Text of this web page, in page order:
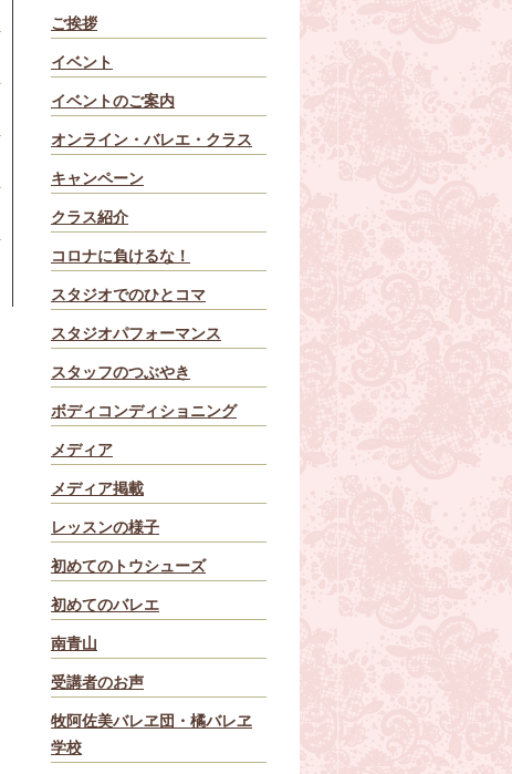
ご挨拶
イベント
イベントのご案内
オンライン・バレエ・クラス
キャンペーン
クラス紹介
コロナに負けるな！
スタジオでのひとコマ
スタジオパフォーマンス
スタッフのつぶやき
ボディコンディショニング
メディア
メディア掲載
レッスンの様子
初めてのトウシューズ
初めてのバレエ
南青山
受講者のお声
牧阿佐美バレヱ団・橘バレヱ
学校